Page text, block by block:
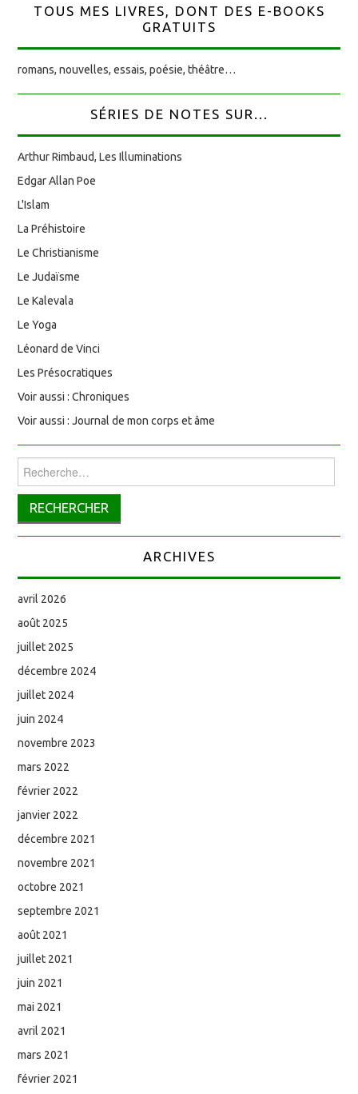
TOUS MES LIVRES, DONT DES E-BOOKS
GRATUITS
romans, nouvelles, essais, poésie, théâtre…
SÉRIES DE NOTES SUR...
Arthur Rimbaud, Les Illuminations
Edgar Allan Poe
L'Islam
La Préhistoire
Le Christianisme
Le Judaïsme
Le Kalevala
Le Yoga
Léonard de Vinci
Les Présocratiques
Voir aussi : Chroniques
Voir aussi : Journal de mon corps et âme
Rechercher :
ARCHIVES
avril 2026
août 2025
juillet 2025
décembre 2024
juillet 2024
juin 2024
novembre 2023
mars 2022
février 2022
janvier 2022
décembre 2021
novembre 2021
octobre 2021
septembre 2021
août 2021
juillet 2021
juin 2021
mai 2021
avril 2021
mars 2021
février 2021